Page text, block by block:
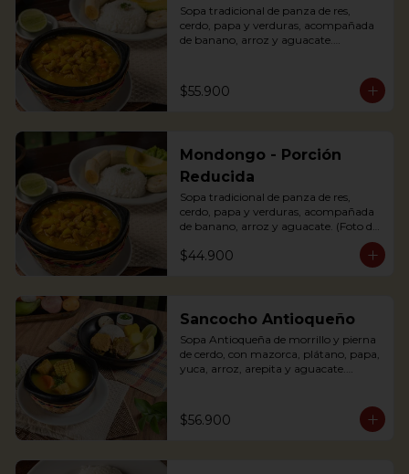
Sopa tradicional de panza de res,
cerdo, papa y verduras, acompañada
de banano, arroz y aguacate.
vegetables. Accompanied with
banana, rice and avocado. You can add
$55.900
Mondongo - Porción
Reducida
Sopa tradicional de panza de res,
cerdo, papa y verduras, acompañada
de banano, arroz y aguacate. (Foto de
Mondongo is a traditional soup with
some lemon and coriander if you wish.
$44.900
Sancocho Antioqueño
Sopa Antioqueña de morrillo y pierna
de cerdo, con mazorca, plátano, papa,
yuca, arroz, arepita y aguacate.
*Disponible solo los fines de semana
(Sábados, domingos y festivos)
$56.900